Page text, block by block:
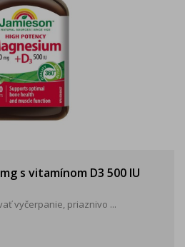
s vitamínom D3 500 IU
vyčerpanie, priaznivo ...